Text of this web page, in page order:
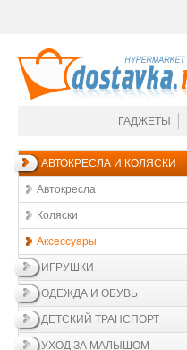
ГАДЖЕТЫ
АВТОКРЕСЛА И КОЛЯСКИ
Автокресла
Коляски
Аксессуары
ИГРУШКИ
ОДЕЖДА И ОБУВЬ
ДЕТСКИЙ ТРАНСПОРТ
УХОД ЗА МАЛЫШОМ